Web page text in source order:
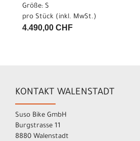
Größe: S
pro Stück (inkl. MwSt.)
4.490,00 CHF
KONTAKT WALENSTADT
Suso Bike GmbH
Burgstrasse 11
8880 Walenstadt